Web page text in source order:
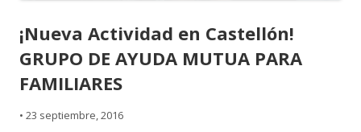
¡Nueva Actividad en Castellón!
GRUPO DE AYUDA MUTUA PARA
FAMILIARES
• 23 septiembre, 2016